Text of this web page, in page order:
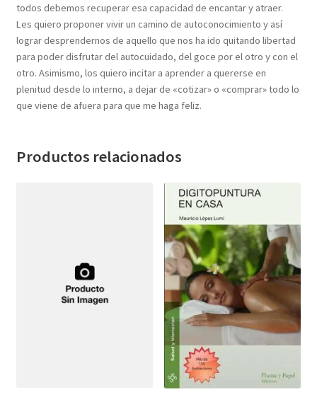
todos debemos recuperar esa capacidad de encantar y atraer.
Les quiero proponer vivir un camino de autoconocimiento y así
lograr desprendernos de aquello que nos ha ido quitando libertad
para poder disfrutar del autocuidado, del goce por el otro y con el
otro. Asimismo, los quiero incitar a aprender a quererse en
plenitud desde lo interno, a dejar de «cotizar» o «comprar» todo lo
que viene de afuera para que me haga feliz.
Productos relacionados